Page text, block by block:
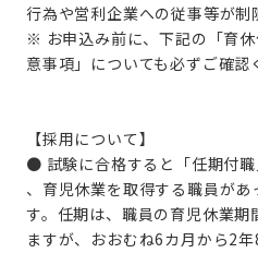
行為や営利企業への従事等が制
※ お申込み前に、下記の「育
意事項」についても必ずご確認
【採用について】
● 試験に合格すると「任期付
、育児休業を取得する職員が
す。任期は、職員の育児休業
ますが、おおむね6カ月から2年